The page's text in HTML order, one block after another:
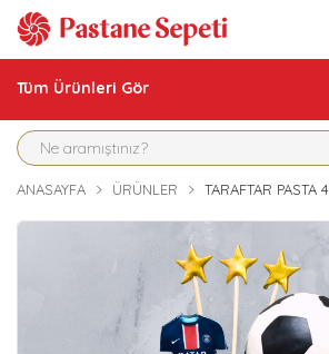
Tüm Ürünleri Gör
ANASAYFA ÜRÜNLER TARAFTAR PASTA 4.